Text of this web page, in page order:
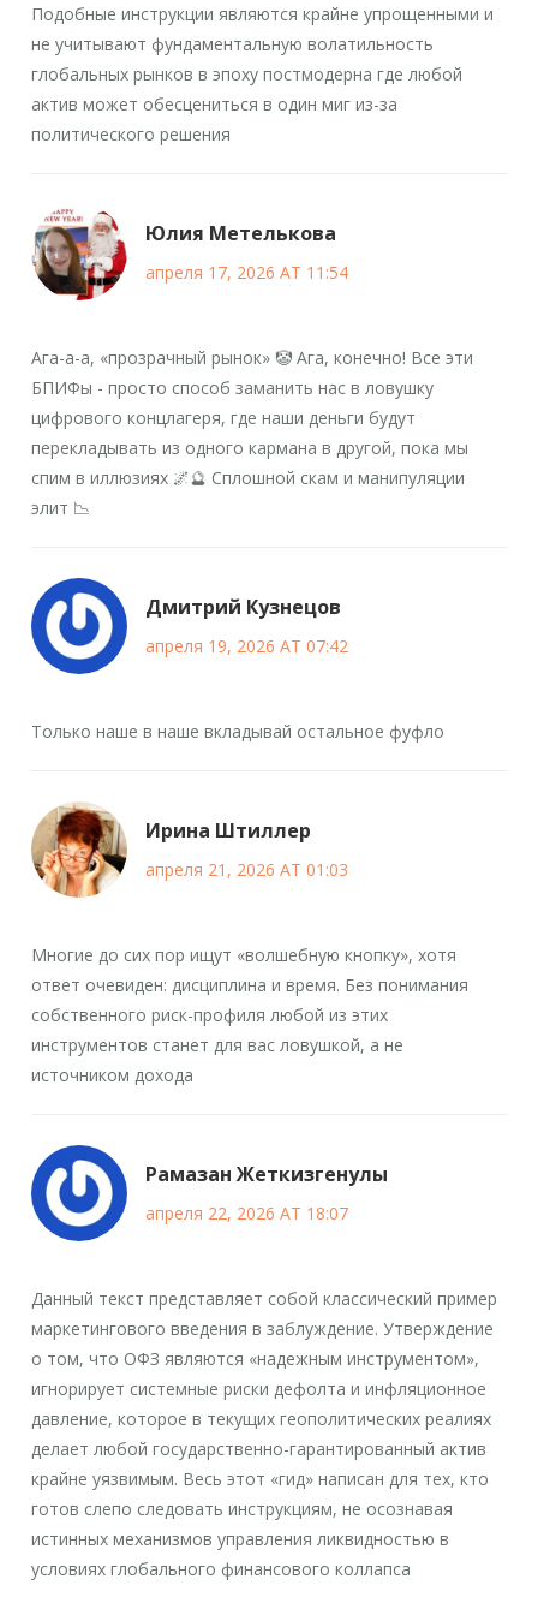
Подобные инструкции являются крайне упрощенными и
не учитывают фундаментальную волатильность
глобальных рынков в эпоху постмодерна где любой
актив может обесцениться в один миг из-за
политического решения
Юлия Метелькова
апреля 17, 2026 AT 11:54
Ага-а-а, «прозрачный рынок» 🤡 Ага, конечно! Все эти
БПИФы - просто способ заманить нас в ловушку
цифрового концлагеря, где наши деньги будут
перекладывать из одного кармана в другой, пока мы
спим в иллюзиях 🌌🔮 Сплошной скам и манипуляции
элит 📉
Дмитрий Кузнецов
апреля 19, 2026 AT 07:42
Только наше в наше вкладывай остальное фуфло
Ирина Штиллер
апреля 21, 2026 AT 01:03
Многие до сих пор ищут «волшебную кнопку», хотя
ответ очевиден: дисциплина и время. Без понимания
собственного риск-профиля любой из этих
инструментов станет для вас ловушкой, а не
источником дохода
Рамазан Жеткизгенулы
апреля 22, 2026 AT 18:07
Данный текст представляет собой классический пример
маркетингового введения в заблуждение. Утверждение
о том, что ОФЗ являются «надежным инструментом»,
игнорирует системные риски дефолта и инфляционное
давление, которое в текущих геополитических реалиях
делает любой государственно-гарантированный актив
крайне уязвимым. Весь этот «гид» написан для тех, кто
готов слепо следовать инструкциям, не осознавая
истинных механизмов управления ликвидностью в
условиях глобального финансового коллапса